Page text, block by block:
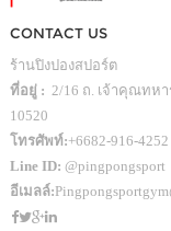
CONTACT US
ร้านปิงปองสปอร์ต
ที่อยู่ : 2/16 ถ. เจ้าคุณทห
10520
โทรศัพท์:+6682-916-4252
Line ID: @pingpongsport
อีเมลล์: